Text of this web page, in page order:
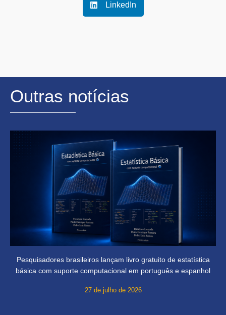
LinkedIn
Outras notícias
Pesquisadores brasileiros lançam livro gratuito de estatística
básica com suporte computacional em português e espanhol
27 de julho de 2026